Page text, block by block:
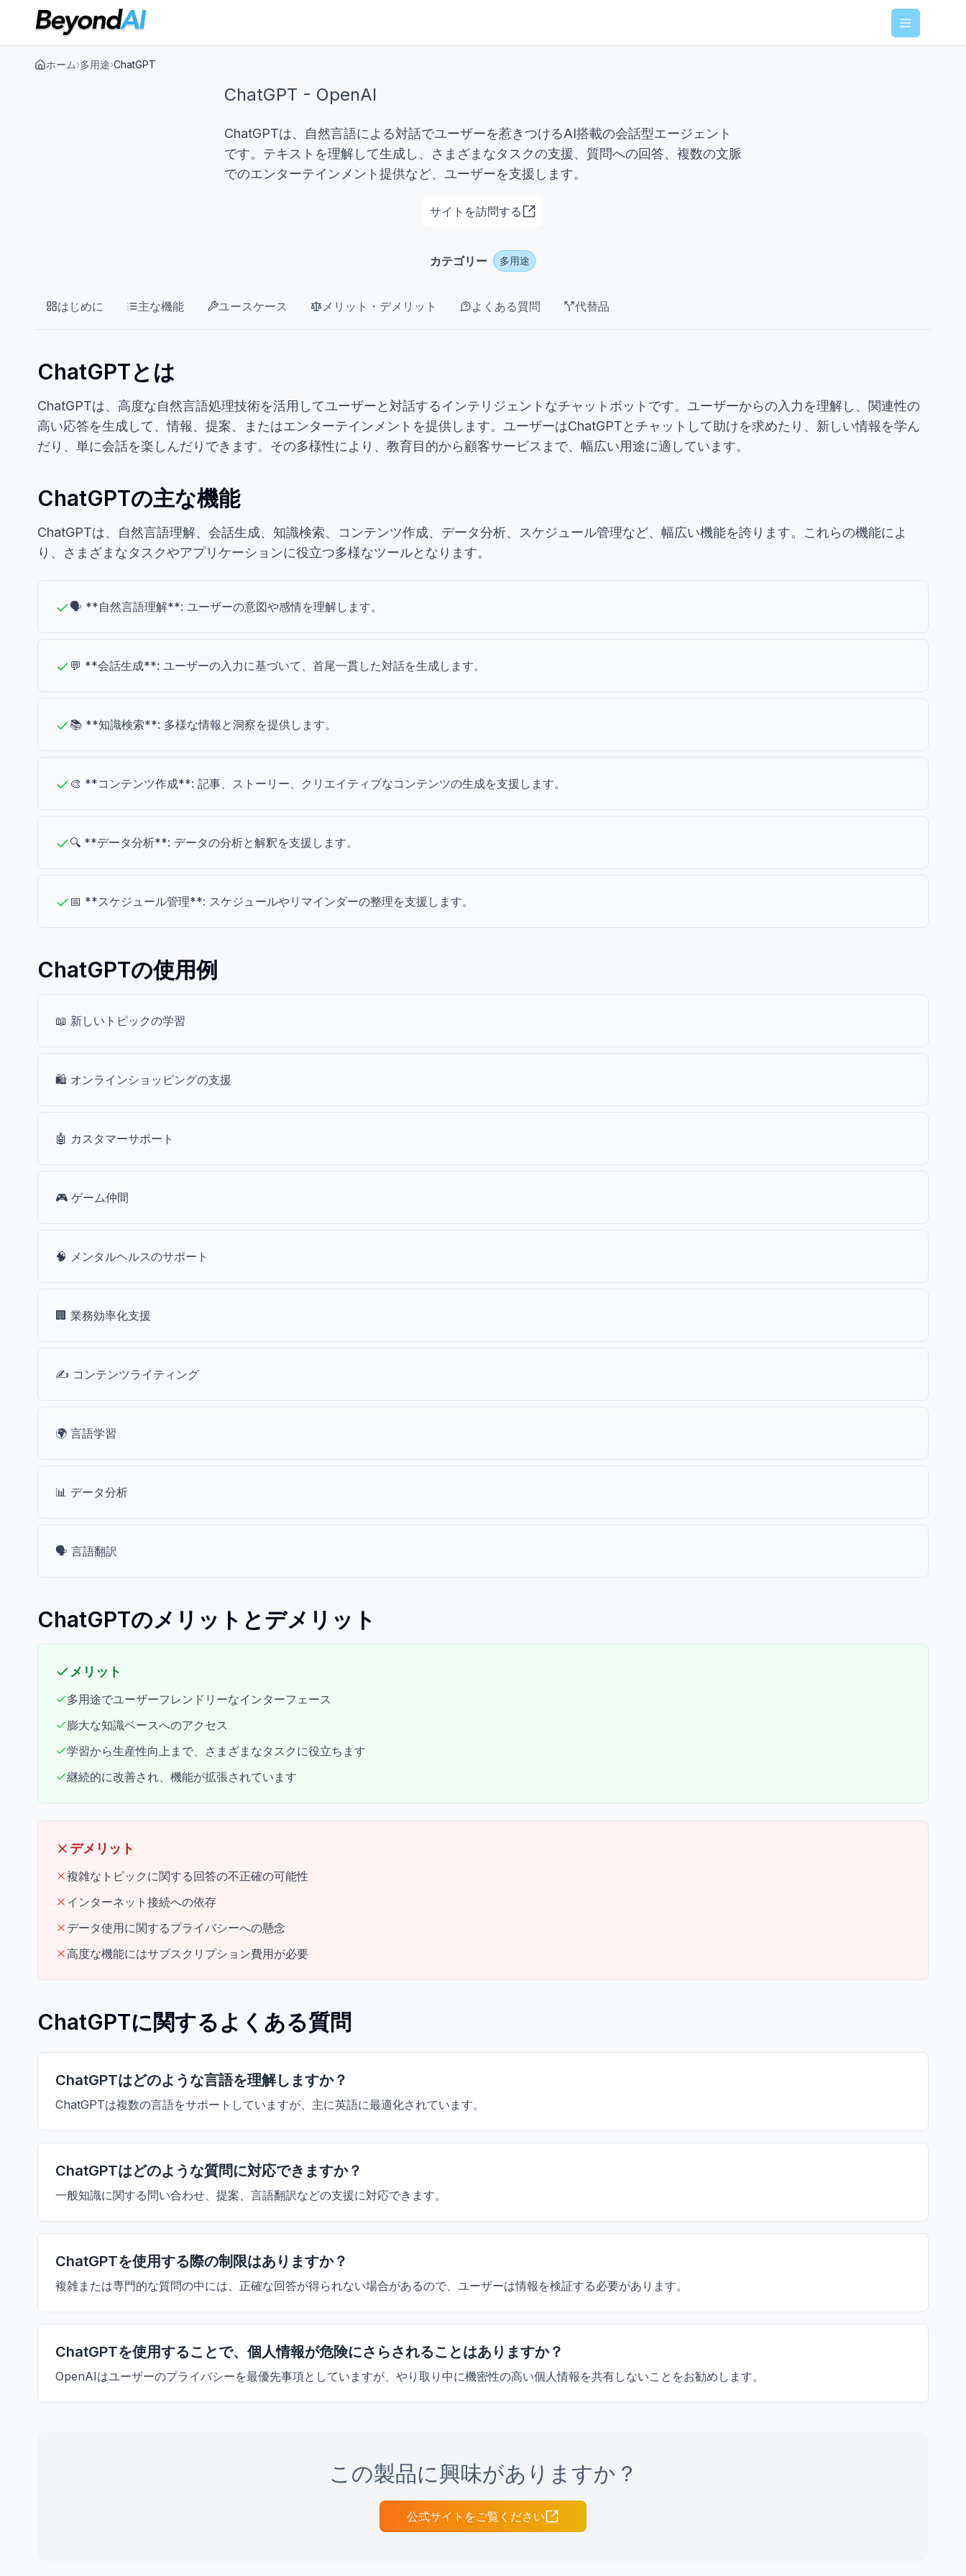
Menu
ホーム›多用途›ChatGPT
ChatGPT - OpenAI
ChatGPTは、自然言語による対話でユーザーを惹きつけるAI搭載の会話型エージェント
です。テキストを理解して生成し、さまざまなタスクの支援、質問への回答、複数の文脈
でのエンターテインメント提供など、ユーザーを支援します。
サイトを訪問する
カテゴリー 多用途
はじめに 主な機能 ユースケース メリット・デメリット よくある質問 代替品
ChatGPTとは
ChatGPTは、高度な自然言語処理技術を活用してユーザーと対話するインテリジェントなチャットボットです。ユーザーからの入力を理解し、関連性の
高い応答を生成して、情報、提案、またはエンターテインメントを提供します。ユーザーはChatGPTとチャットして助けを求めたり、新しい情報を学ん
だり、単に会話を楽しんだりできます。その多様性により、教育目的から顧客サービスまで、幅広い用途に適しています。
ChatGPTの主な機能
ChatGPTは、自然言語理解、会話生成、知識検索、コンテンツ作成、データ分析、スケジュール管理など、幅広い機能を誇ります。これらの機能によ
り、さまざまなタスクやアプリケーションに役立つ多様なツールとなります。
🗣️ **自然言語理解**: ユーザーの意図や感情を理解します。
💬 **会話生成**: ユーザーの入力に基づいて、首尾一貫した対話を生成します。
📚 **知識検索**: 多様な情報と洞察を提供します。
🎨 **コンテンツ作成**: 記事、ストーリー、クリエイティブなコンテンツの生成を支援します。
🔍 **データ分析**: データの分析と解釈を支援します。
📅 **スケジュール管理**: スケジュールやリマインダーの整理を支援します。
ChatGPTの使用例
📖 新しいトピックの学習
🛍️ オンラインショッピングの支援
🤖 カスタマーサポート
🎮 ゲーム仲間
🧠 メンタルヘルスのサポート
🏢 業務効率化支援
✍️ コンテンツライティング
🌍 言語学習
📊 データ分析
🗣️ 言語翻訳
ChatGPTのメリットとデメリット
メリット
多用途でユーザーフレンドリーなインターフェース
膨大な知識ベースへのアクセス
学習から生産性向上まで、さまざまなタスクに役立ちます
継続的に改善され、機能が拡張されています
デメリット
複雑なトピックに関する回答の不正確の可能性
インターネット接続への依存
データ使用に関するプライバシーへの懸念
高度な機能にはサブスクリプション費用が必要
ChatGPTに関するよくある質問
ChatGPTはどのような言語を理解しますか？
ChatGPTは複数の言語をサポートしていますが、主に英語に最適化されています。
ChatGPTはどのような質問に対応できますか？
一般知識に関する問い合わせ、提案、言語翻訳などの支援に対応できます。
ChatGPTを使用する際の制限はありますか？
複雑または専門的な質問の中には、正確な回答が得られない場合があるので、ユーザーは情報を検証する必要があります。
ChatGPTを使用することで、個人情報が危険にさらされることはありますか？
OpenAIはユーザーのプライバシーを最優先事項としていますが、やり取り中に機密性の高い個人情報を共有しないことをお勧めします。
この製品に興味がありますか？
公式サイトをご覧ください